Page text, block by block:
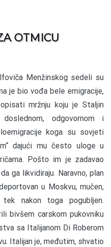
OTMICU
Menžinskog sedeli su
je bio vođa bele emigracije,
mržnju koju je Staljin
odgovornom i
koga su sovjeti
dajući mu često uloge u
Pošto im je zadavao
ga likvidiraju. Naravno, plan
u Moskvu, mučen,
nakon toga pogubljen.
bivšem carskom pukovniku
sa Italijanom Di Roberom
Italijan je, međutim, shvatio